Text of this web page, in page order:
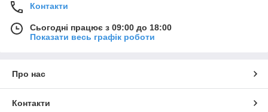
Контакти
Сьогодні працює з 09:00 до 18:00
Показати весь графік роботи
Про нас
Контакти